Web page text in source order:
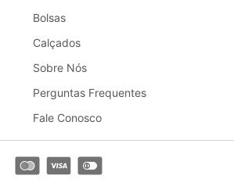
Bolsas
Calçados
Sobre Nós
Perguntas Frequentes
Fale Conosco